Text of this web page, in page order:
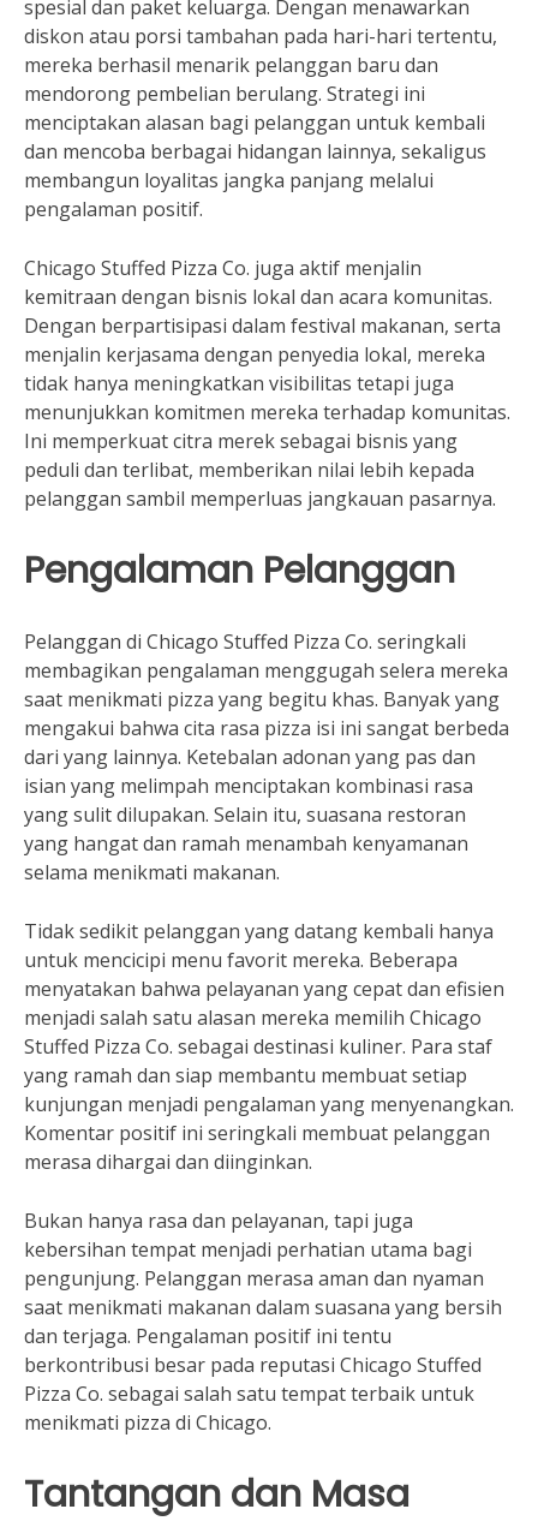
spesial dan paket keluarga. Dengan menawarkan
diskon atau porsi tambahan pada hari-hari tertentu,
mereka berhasil menarik pelanggan baru dan
mendorong pembelian berulang. Strategi ini
menciptakan alasan bagi pelanggan untuk kembali
dan mencoba berbagai hidangan lainnya, sekaligus
membangun loyalitas jangka panjang melalui
pengalaman positif.
Chicago Stuffed Pizza Co. juga aktif menjalin
kemitraan dengan bisnis lokal dan acara komunitas.
Dengan berpartisipasi dalam festival makanan, serta
menjalin kerjasama dengan penyedia lokal, mereka
tidak hanya meningkatkan visibilitas tetapi juga
menunjukkan komitmen mereka terhadap komunitas.
Ini memperkuat citra merek sebagai bisnis yang
peduli dan terlibat, memberikan nilai lebih kepada
pelanggan sambil memperluas jangkauan pasarnya.
Pengalaman Pelanggan
Pelanggan di Chicago Stuffed Pizza Co. seringkali
membagikan pengalaman menggugah selera mereka
saat menikmati pizza yang begitu khas. Banyak yang
mengakui bahwa cita rasa pizza isi ini sangat berbeda
dari yang lainnya. Ketebalan adonan yang pas dan
isian yang melimpah menciptakan kombinasi rasa
yang sulit dilupakan. Selain itu, suasana restoran
yang hangat dan ramah menambah kenyamanan
selama menikmati makanan.
Tidak sedikit pelanggan yang datang kembali hanya
untuk mencicipi menu favorit mereka. Beberapa
menyatakan bahwa pelayanan yang cepat dan efisien
menjadi salah satu alasan mereka memilih Chicago
Stuffed Pizza Co. sebagai destinasi kuliner. Para staf
yang ramah dan siap membantu membuat setiap
kunjungan menjadi pengalaman yang menyenangkan.
Komentar positif ini seringkali membuat pelanggan
merasa dihargai dan diinginkan.
Bukan hanya rasa dan pelayanan, tapi juga
kebersihan tempat menjadi perhatian utama bagi
pengunjung. Pelanggan merasa aman dan nyaman
saat menikmati makanan dalam suasana yang bersih
dan terjaga. Pengalaman positif ini tentu
berkontribusi besar pada reputasi Chicago Stuffed
Pizza Co. sebagai salah satu tempat terbaik untuk
menikmati pizza di Chicago.
Tantangan dan Masa